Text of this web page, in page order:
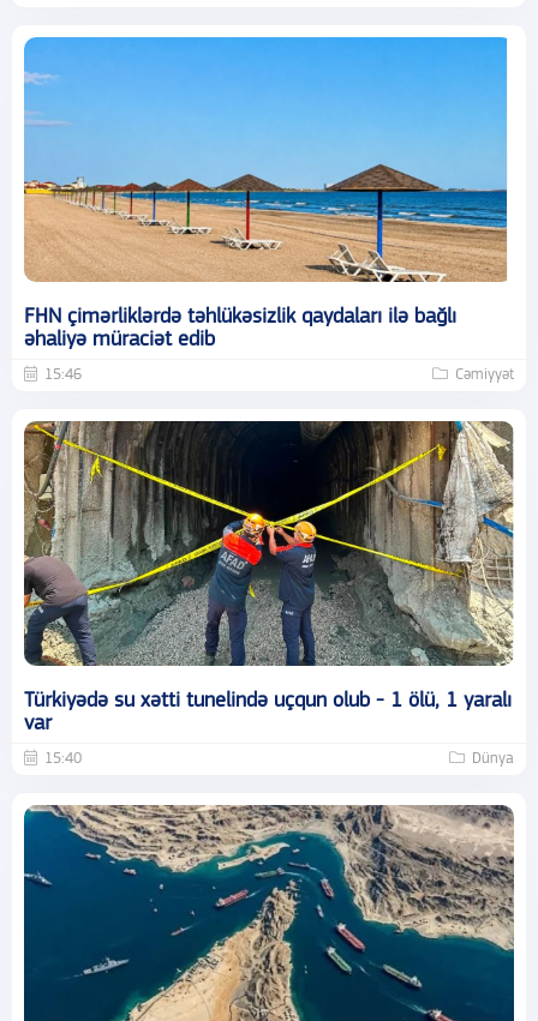
FHN çimərliklərdə təhlükəsizlik qaydaları ilə bağlı
əhaliyə müraciət edib
15:46 Cəmiyyət
Türkiyədə su xətti tunelində uçqun olub - 1 ölü, 1 yaralı
var
15:40 Dünya